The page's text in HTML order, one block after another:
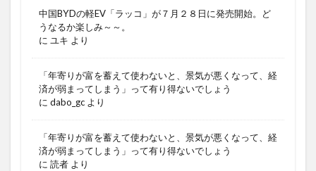
中国BYDの軽EV「ラッコ」が７月２８日に発売開始。ど
うなるか楽しみ～～。
に ユキ より
「年寄りが富を蓄えて使わないと、景気が悪くなって、経
済が弱まってしまう」って有り得ないでしょう
に dabo_gc より
「年寄りが富を蓄えて使わないと、景気が悪くなって、経
済が弱まってしまう」って有り得ないでしょう
に 読者 より